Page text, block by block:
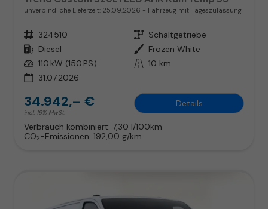
unverbindliche Lieferzeit: 25.09.2026 Fahrzeug mit Tageszulassung
Fahrzeugnr. 324510 Getriebe Schaltgetriebe
Kraftstoff Diesel Außenfarbe Frozen White
Leistung 110 kW (150 PS) Kilometerstand 10 km
31.07.2026
34.942,– €
incl. 19% MwSt.
Details
Verbrauch kombiniert: 7,30 l/100km
CO2-Emissionen: 192,00 g/km